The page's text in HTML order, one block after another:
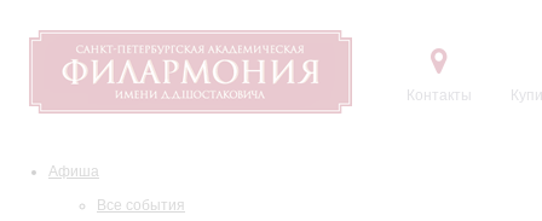
Контакты
Афиша
Все события